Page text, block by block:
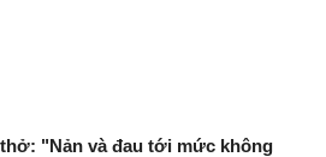
"Nản và đau tới mức không